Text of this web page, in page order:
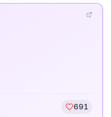
691